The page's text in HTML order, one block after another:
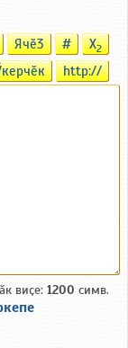
Ячӗ3 # X2
http://
виҫе: 1200 симв.